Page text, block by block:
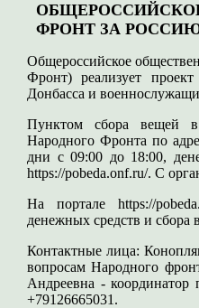
ФРОНТ ЗА
Общероссийское
Фронт) реализует
Донбасса и
Пунктом сбора вещей в
Народного Фронта по
дни с 09:00 до 18:00,
https://pobeda.onf.ru/. С
На портале https://
денежных средств и сбора
Контактные лица:
вопросам Народного
Андреевна -
+79126665031.